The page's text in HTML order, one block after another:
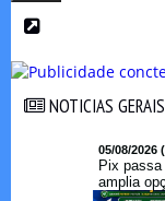
NOTICIAS GERAIS
05/08/2026
Pix
amplia